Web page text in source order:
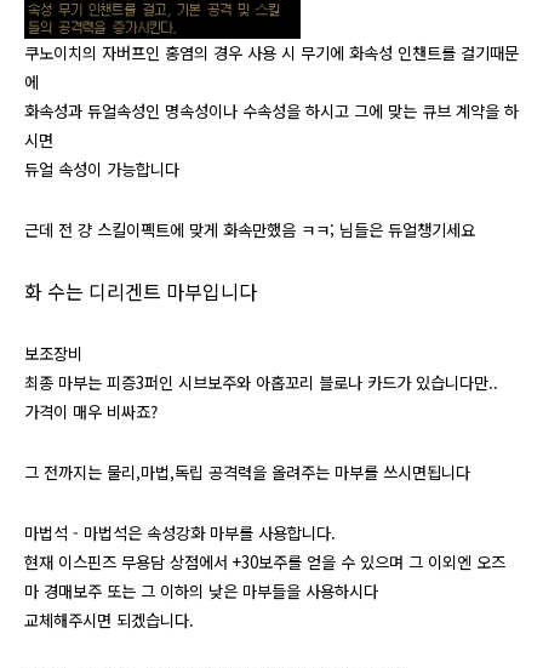
쿠노이치의 자버프인 홍염의 경우 사용 시 무기에 화속성 인챈트를 걸기때문
에
화속성과 듀얼속성인 명속성이나 수속성을 하시고 그에 맞는 큐브 계약을 하
시면
듀얼 속성이 가능합니다
근데 전 걍 스킬이펙트에 맞게 화속만했음 ㅋㅋ; 님들은 듀얼챙기세요
화 수는 디리겐트 마부입니다
보조장비
최종 마부는 피증3퍼인 시브보주와 아홉꼬리 블로나 카드가 있습니다만..
가격이 매우 비싸죠?
그 전까지는 물리,마법,독립 공격력을 올려주는 마부를 쓰시면됩니다
마법석 - 마법석은 속성강화 마부를 사용합니다.
현재 이스핀즈 무용담 상점에서 +30보주를 얻을 수 있으며 그 이외엔 오즈
마 경매보주 또는 그 이하의 낮은 마부들을 사용하시다
교체해주시면 되겠습니다.